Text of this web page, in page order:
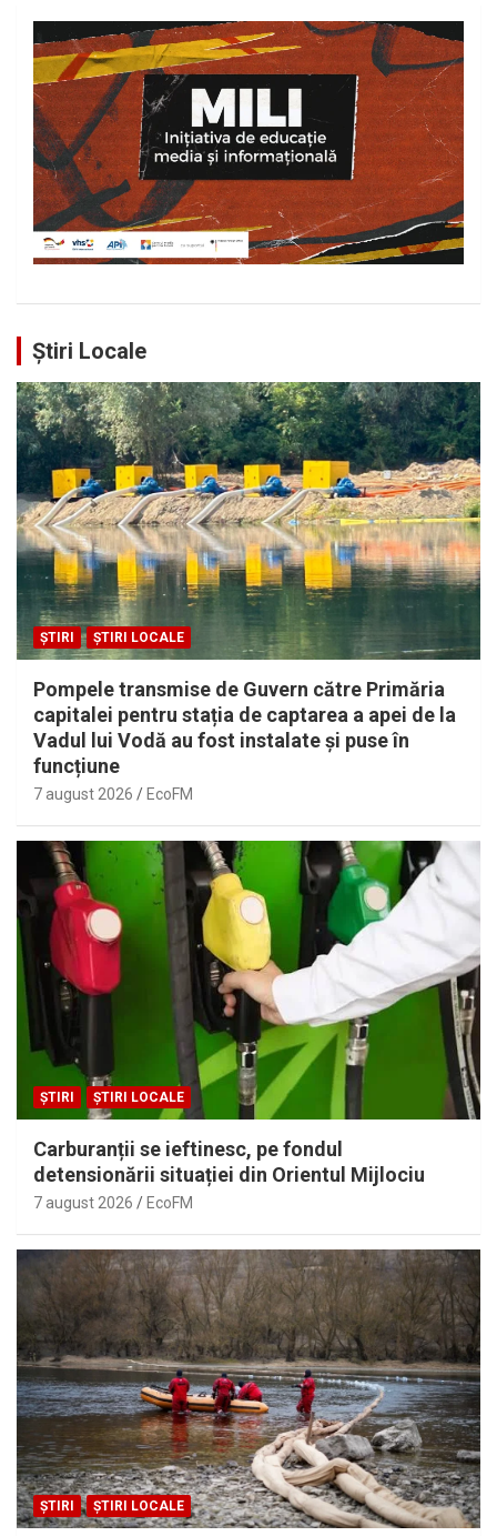
Știri Locale
ȘTIRI ȘTIRI LOCALE
Pompele transmise de Guvern către Primăria
capitalei pentru stația de captarea a apei de la
Vadul lui Vodă au fost instalate și puse în
funcțiune
7 august 2026 EcoFM
ȘTIRI ȘTIRI LOCALE
Carburanții se ieftinesc, pe fondul
detensionării situației din Orientul Mijlociu
7 august 2026 EcoFM
ȘTIRI ȘTIRI LOCALE